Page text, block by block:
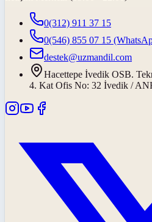
0(312) 911 37 15
0(546) 855 07 15
destek@uzmandil.com
Hacettepe İvedik OSB.
4. Kat Ofis No: 32 İvedik /